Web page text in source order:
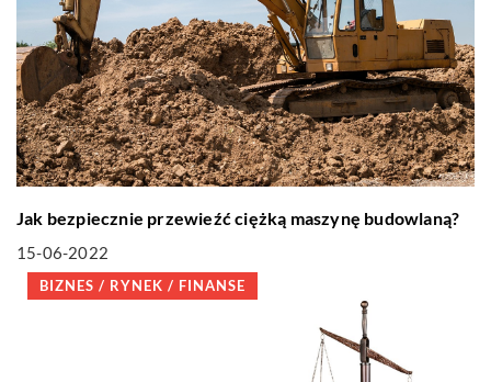
Jak bezpiecznie przewieźć ciężką maszynę budowlaną?
15-06-2022
BIZNES / RYNEK / FINANSE